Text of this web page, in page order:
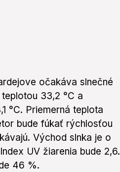
očakáva slnečné
33,2 °C a
°C. Priemerná teplota
bude fúkať rýchlosťou
Východ slnka je o
UV žiarenia bude 2,6.
46 %.